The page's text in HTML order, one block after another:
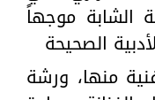
الشابة موجهاً
الصحيحة
منها، ورشة